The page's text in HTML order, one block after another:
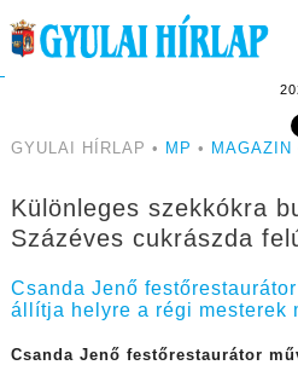
GYULAI HÍRLAP • MP • MAGAZIN
Különleges szekkókra
Százéves cukrászda
Csanda Jenő
állítja helyre a régi mesterek
Csanda Jenő festőrestaurátor